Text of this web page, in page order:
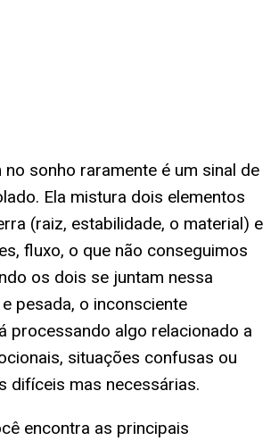
sonho raramente é um sinal de
Ela mistura dois elementos
(raiz, estabilidade, o material) e
fluxo, o que não conseguimos
os dois se juntam nessa
pesada, o inconsciente
processando algo relacionado a
situações confusas ou
difíceis mas necessárias.
encontra as principais